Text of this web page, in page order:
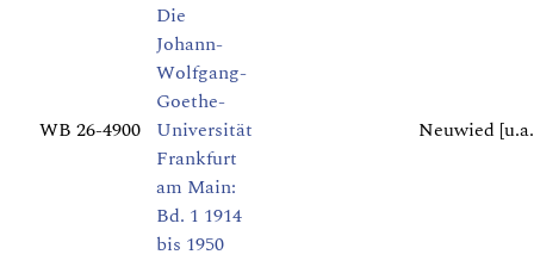
WB 26-4900
Die
Johann-
Wolfgang-
Goethe-
Universität
Frankfurt
am Main:
Bd. 1 1914
bis 1950
Neuwied